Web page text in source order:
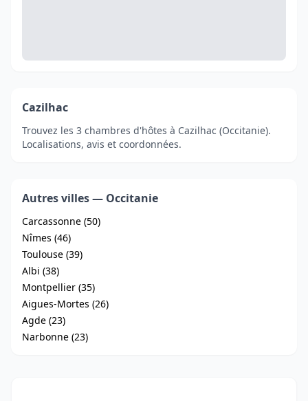
Cazilhac
Trouvez les 3 chambres d'hôtes à Cazilhac (Occitanie).
Localisations, avis et coordonnées.
Autres villes — Occitanie
Carcassonne (50)
Nîmes (46)
Toulouse (39)
Albi (38)
Montpellier (35)
Aigues-Mortes (26)
Agde (23)
Narbonne (23)